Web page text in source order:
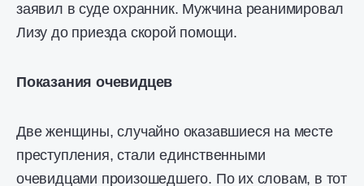
заявил в суде охранник. Мужчина реанимировал
Лизу до приезда скорой помощи.
Показания очевидцев
Две женщины, случайно оказавшиеся на месте
преступления, стали единственными
очевидцами произошедшего. По их словам, в тот